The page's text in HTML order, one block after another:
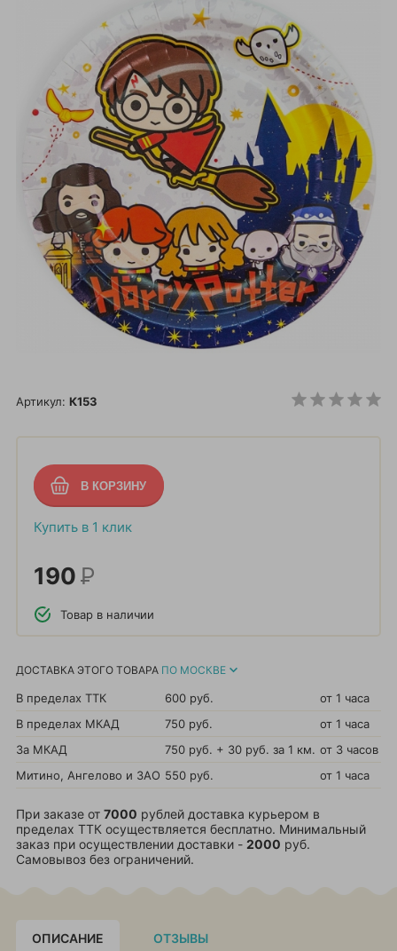
Артикул: К153
Купить в 1 клик
190Р
Товар в наличии
ДОСТАВКА ЭТОГО ТОВАРА ПО МОСКВЕ
В пределах ТТК 600 руб.
от 1 часа
В пределах МКАД
750 руб.
от 1 часа
За МКАД
750 руб. + 30 руб. за 1 км. от 3 часов
Митино, Ангелово и ЗАО 550 руб. от 1 часа
При заказе от 7000 рублей доставка курьером в
пределах ТТК осуществляется бесплатно. Минимальный
заказ при осуществлении доставки - 2000 руб.
Самовывоз без ограничений.
ОПИСАНИЕ ОТЗЫВЫ